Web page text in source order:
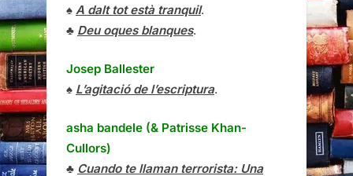
♠ A dalt tot està tranquil.
♣ Deu oques blanques.
Josep Ballester
♠ L’agitació de l’escriptura.
asha bandele (& Patrisse Khan-
Cullors)
♣ Cuando te llaman terrorista: Una